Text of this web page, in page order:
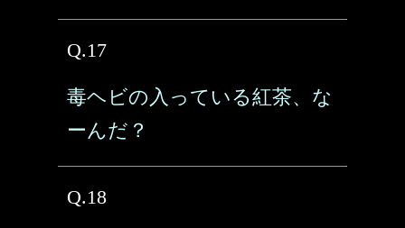
Q.17
毒ヘビの入っている紅茶、な
ーんだ？
Q.18